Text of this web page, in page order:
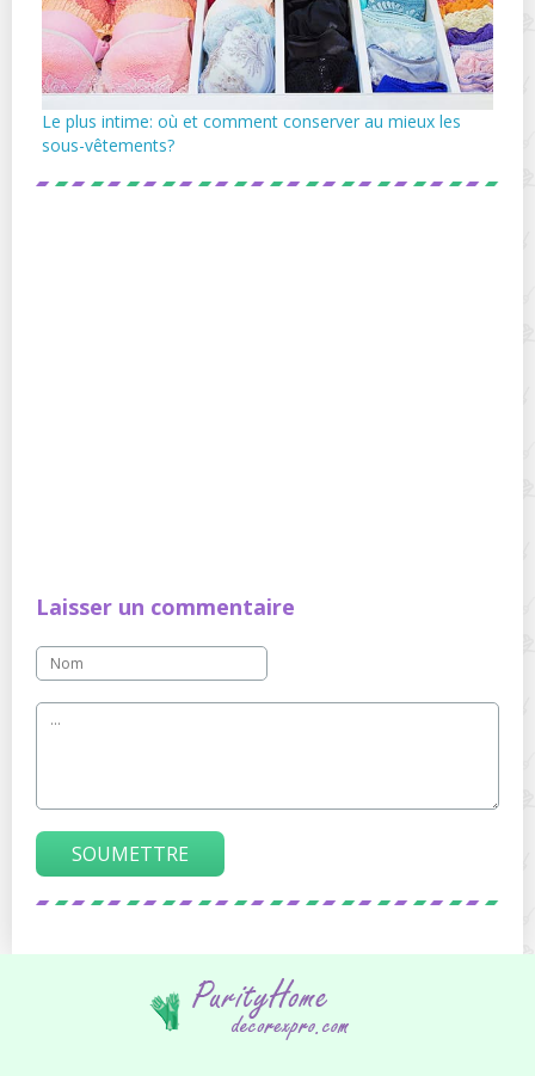
Le plus intime: où et comment conserver au mieux les
sous-vêtements?
Laisser un commentaire
SOUMETTRE